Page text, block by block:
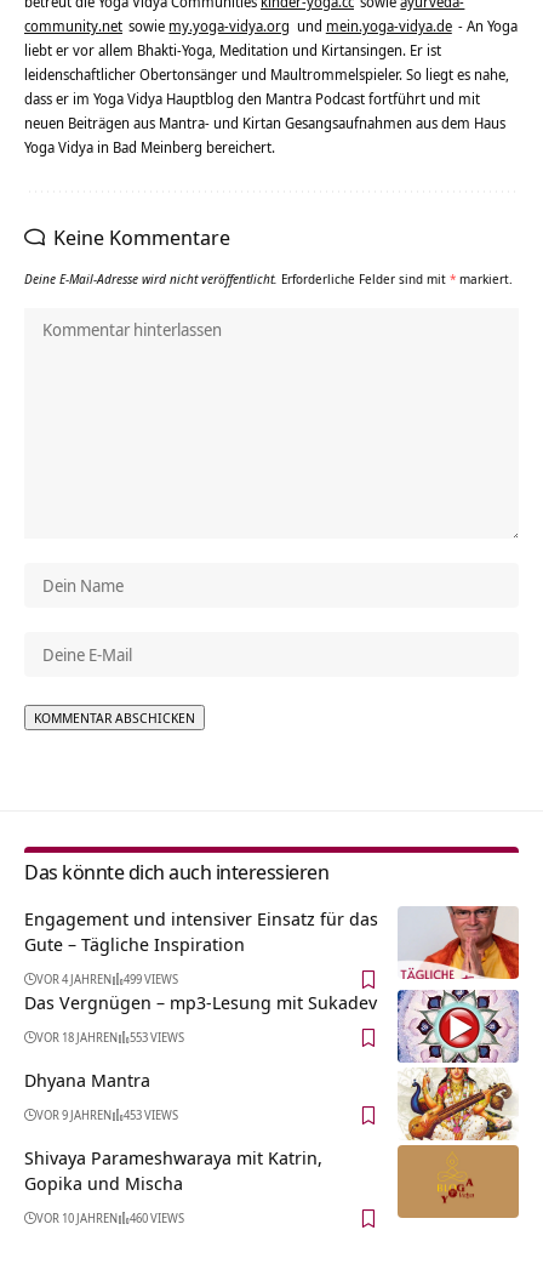
community.net sowie my.yoga-vidya.org und mein.yoga-vidya.de - An Yoga
liebt er vor allem Bhakti-Yoga, Meditation und Kirtansingen. Er ist
leidenschaftlicher Obertonsänger und Maultrommelspieler. So liegt es nahe,
dass er im Yoga Vidya Hauptblog den Mantra Podcast fortführt und mit
neuen Beiträgen aus Mantra- und Kirtan Gesangsaufnahmen aus dem Haus
Yoga Vidya in Bad Meinberg bereichert.
Keine Kommentare
Deine E-Mail-Adresse wird nicht veröffentlicht. Erforderliche Felder sind mit * markiert.
Das könnte dich auch interessieren
Engagement und intensiver Einsatz für das
Gute – Tägliche Inspiration
VOR 4 JAHREN 499 VIEWS
Das Vergnügen – mp3-Lesung mit Sukadev
VOR 18 JAHREN 553 VIEWS
Dhyana Mantra
VOR 9 JAHREN 453 VIEWS
Shivaya Parameshwaraya mit Katrin,
Gopika und Mischa
VOR 10 JAHREN 460 VIEWS